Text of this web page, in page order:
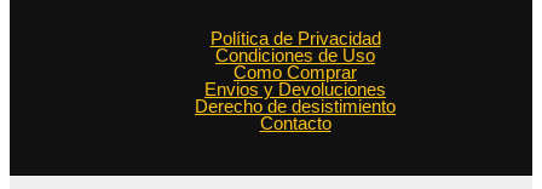
Política de Privacidad
Condiciones de Uso
Como Comprar
Envios y Devoluciones
Derecho de desistimiento
Contacto